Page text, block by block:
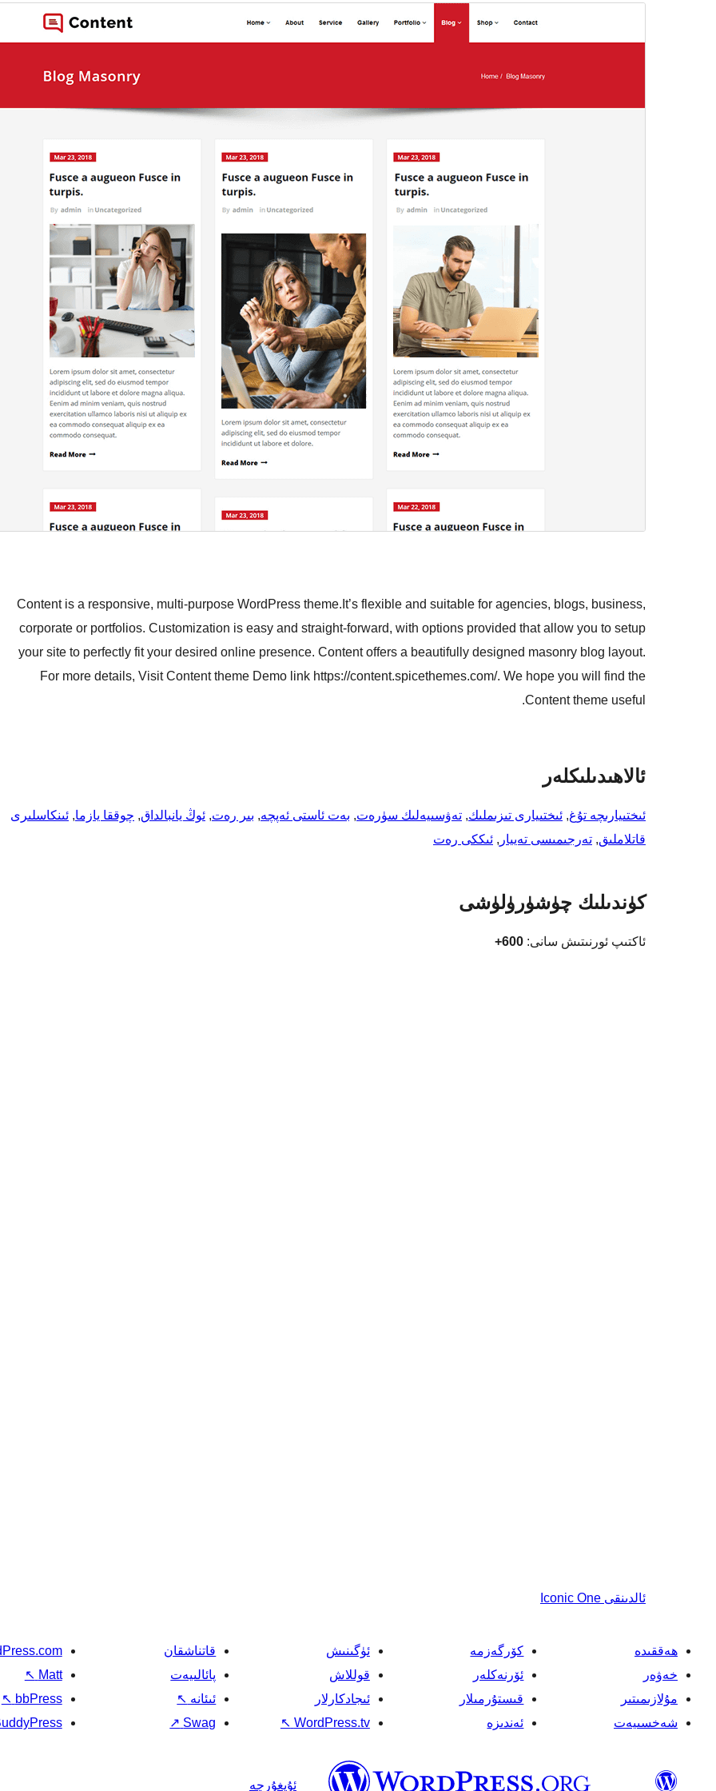
Content is a responsive, multi-purpose WordPress theme.It’s flexible and suitable for agencies, blogs, business,
corporate or portfolios. Customization is easy and straight-forward, with options provided that allow you to setup
your site to perfectly fit your desired online presence. Content offers a beautifully designed masonry blog layout.
For more details, Visit Content theme Demo link https://content.spicethemes.com/. We hope you will find the
Content theme useful.
ئالاھىدىلىكلەر
ئىختىيارىچە تۇغ, ئىختىيارى تىزىملىك, تەۋسىيەلىك سۈرەت, بەت ئاستى ئەپچە, بىر رەت, ئوڭ يانبالداق, چوققا يازما, ئىنكاسلىرى
قاتلاملىق, تەرجىمىسى تەييار , ئىككى رەت
كۈندىلىك چۈشۈرۈلۈشى
ئاكتىپ ئورنىتىش سانى: 600+
ئالدىنقى Iconic One
ھەققىدە
خەۋەر
مۇلازىمىتىر
شەخسىيەت
كۆرگەزمە
ئۆرنەكلەر
قىستۇرمىلار
ئەندىزە
ئۈگىنىش
قوللاش
ئىجادكارلار
WordPress.tv
↖
قاتناشقان
پائالىيەت
ئىئانە ↖
Swag
↗
Matt
↖
bbPress
↖
ئۇيغۇرچە